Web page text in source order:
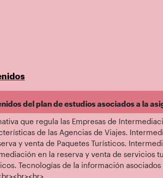
del plan de estudios asociados a la
que regula las Empresas de
de las Agencias de Viajes.
y venta de Paquetes Turísticos.
en la reserva y venta de servicios
Tecnologías de la información